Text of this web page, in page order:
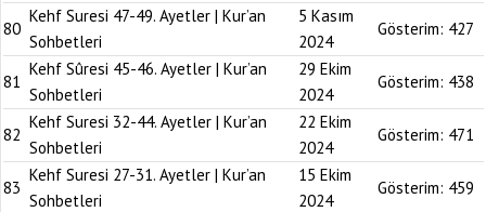
80
Kehf Suresi 47-49. Ayetler | Kur’an
Sohbetleri
5 Kasım
2024
Gösterim: 427
81
Kehf Sûresi 45-46. Ayetler | Kur’an
Sohbetleri
29 Ekim
2024
Gösterim: 438
82
Kehf Suresi 32-44. Ayetler | Kur’an
Sohbetleri
22 Ekim
2024
Gösterim: 471
83
Kehf Suresi 27-31. Ayetler | Kur’an
Sohbetleri
15 Ekim
2024
Gösterim: 459